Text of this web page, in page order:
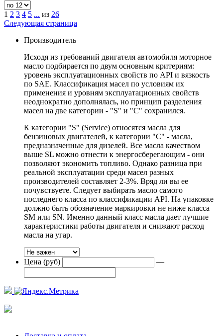
1 2 3 4 5 ... из 26
Следующая страница
Производитель
Исходя из требований двигателя автомобиля моторное
масло подбирается по двум основным критериям:
уровень эксплуатационных свойств по API и вязкость
по SAE. Классификация масел по условиям их
применения и уровням эксплуатационных свойств
неоднократно дополнялась, но принцип разделения
масел на две категории - "S" и "С" сохранился.
К категории "S" (Service) относятся масла для
бензиновых двигателей, к категории "С" - масла,
предназначенные для дизелей. Все масла качеством
выше SL можно отнести к энергосберегающим - они
позволяют экономить топливо. Однако разница при
реальной эксплуатации среди масел разных
производителей составляет 2-3%. Вряд ли вы ее
почувствуете. Следует выбирать масло самого
последнего класса по классификации API. На упаковке
должно быть обозначение маркировки не ниже класса
SM или SN. Именно данный класс масла дает лучшие
характеристики работы двигателя и снижают расход
масла на угар.
Цена (руб) —